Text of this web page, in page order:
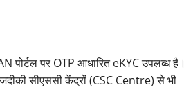
पोर्टल पर OTP आधारित eKYC उपलब्ध है।
सीएससी केंद्रों (CSC Centre) से भी